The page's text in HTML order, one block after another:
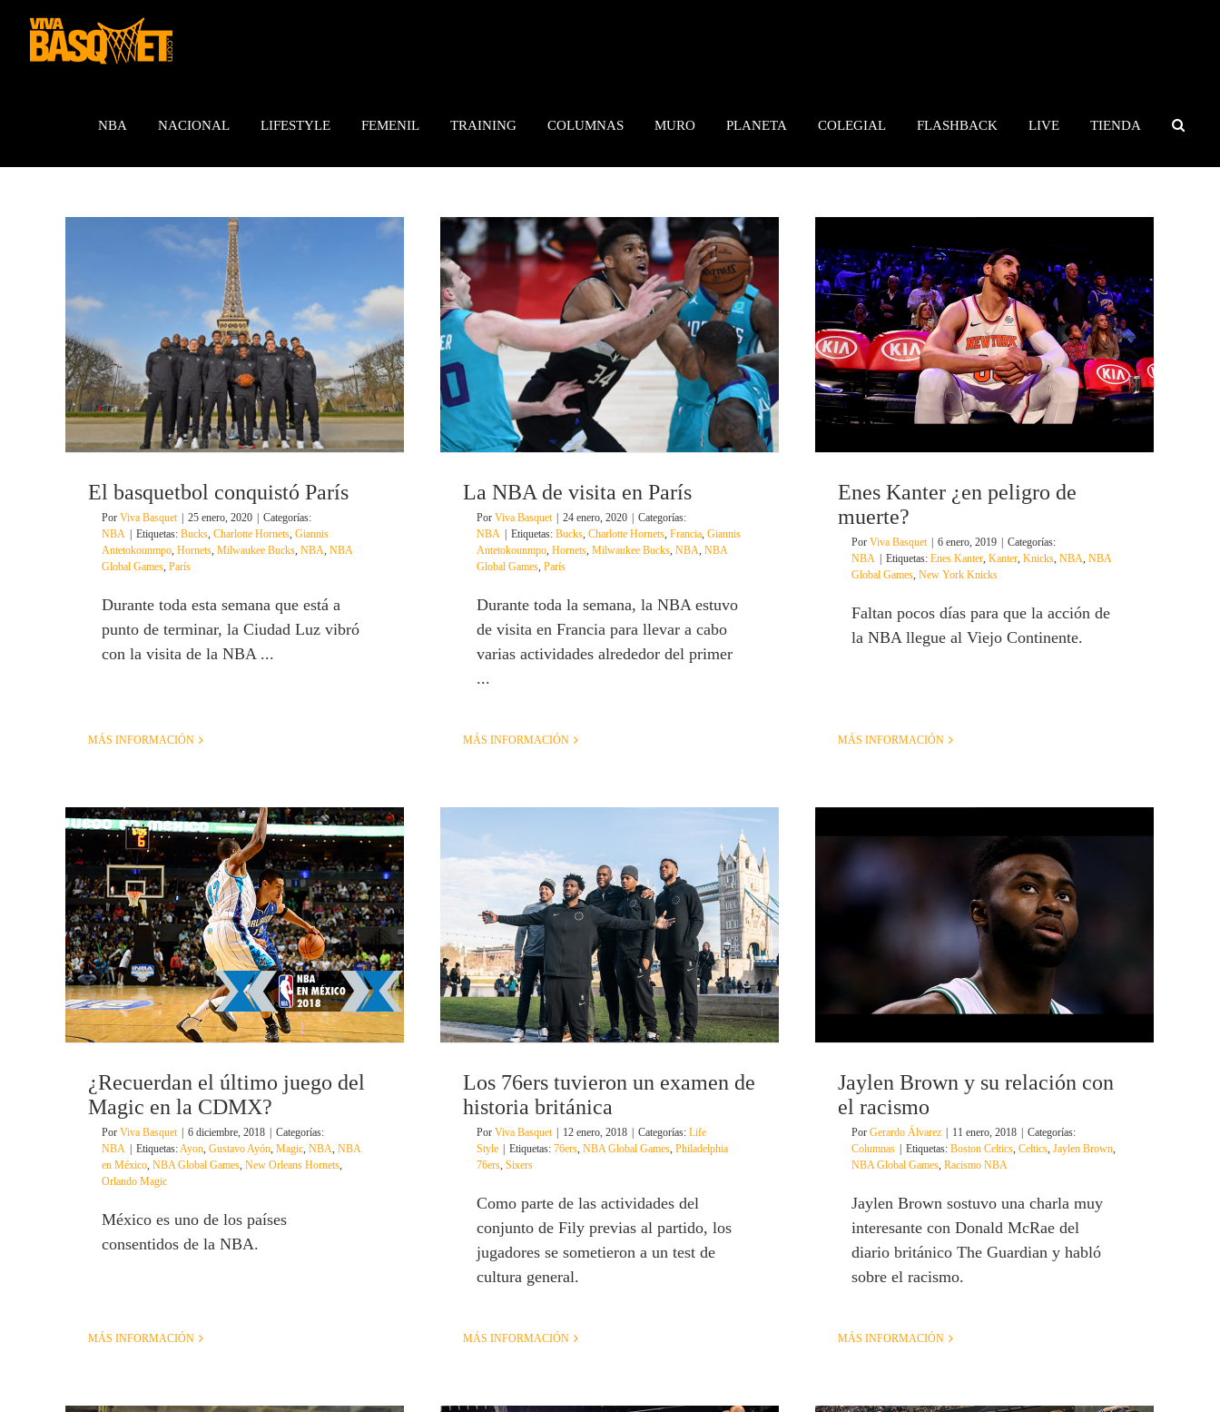
contenido
NBA NACIONAL LIFESTYLE FEMENIL TRAINING COLUMNAS MURO PLANETA COLEGIAL FLASHBACK LIVE TIENDA
El basquetbol conquistó París
Por Viva Basquet 25 enero, 2020
Categorías:
NBA
Etiquetas: Bucks, Charlotte Hornets, Giannis
Antetokounmpo, Hornets, Milwaukee Bucks, NBA, NBA
Global Games, París
Durante toda esta semana que está a
punto de terminar, la Ciudad Luz vibró
con la visita de la NBA ...
MÁS INFORMACIÓN
La NBA de visita en París
Por Viva Basquet 24 enero, 2020
Categorías:
NBA
Etiquetas: Bucks, Charlotte Hornets, Francia, Giannis
Antetokounmpo, Hornets, Milwaukee Bucks, NBA, NBA
Global Games, París
Durante toda la semana, la NBA estuvo
de visita en Francia para llevar a cabo
varias actividades alrededor del primer
...
MÁS INFORMACIÓN
Enes Kanter ¿en peligro de
muerte?
Por Viva Basquet 6 enero, 2019
Categorías:
NBA
Etiquetas: Enes Kanter, Kanter, Knicks, NBA, NBA
Global Games, New York Knicks
Faltan pocos días para que la acción de
la NBA llegue al Viejo Continente.
MÁS INFORMACIÓN
¿Recuerdan el último juego del
Magic en la CDMX?
Por Viva Basquet 6 diciembre, 2018
Categorías:
NBA
Etiquetas:Ayon, Gustavo Ayón, Magic, NBA, NBA
en México, NBA Global Games, New Orleans Hornets,
Orlando Magic
México es uno de los países
consentidos de la NBA.
MÁS INFORMACIÓN
Los 76ers tuvieron un examen de
historia británica
Por Viva Basquet 12 enero, 2018 Categorías: Life
Style
Etiquetas: 76ers, NBA Global Games, Philadelphia
76ers, Sixers
Como parte de las actividades del
conjunto de Fily previas al partido, los
jugadores se sometieron a un test de
cultura general.
MÁS INFORMACIÓN
Jaylen Brown y su relación con
el racismo
Por Gerardo Álvarez 11 enero, 2018
Categorías:
Columnas
Etiquetas: Boston Celtics, Celtics, Jaylen Brown,
NBA Global Games, Racismo NBA
Jaylen Brown sostuvo una charla muy
interesante con Donald McRae del
diario británico The Guardian y habló
sobre el racismo.
MÁS INFORMACIÓN